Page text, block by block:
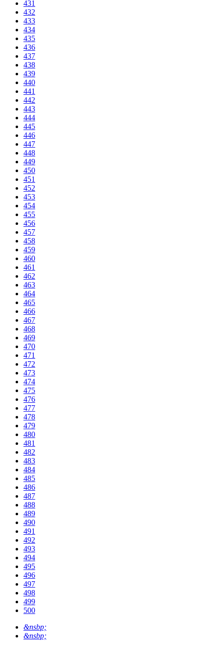
431
432
433
434
435
436
437
438
439
440
441
442
443
444
445
446
447
448
449
450
451
452
453
454
455
456
457
458
459
460
461
462
463
464
465
466
467
468
469
470
471
472
473
474
475
476
477
478
479
480
481
482
483
484
485
486
487
488
489
490
491
492
493
494
495
496
497
498
499
500
&nsbp;
&nsbp;